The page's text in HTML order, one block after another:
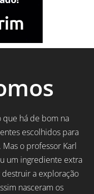
que há de bom na
escolhidos para
o professor Karl
um ingrediente extra
a exploração
nasceram os